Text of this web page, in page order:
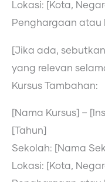
Lokasi: [Kota,
Penghargaan atau
[Jika ada,
yang relevan
Kursus Tambahan:
[Nama Kursus] –
[Tahun]
Sekolah: [Nama
Lokasi: [Kota,